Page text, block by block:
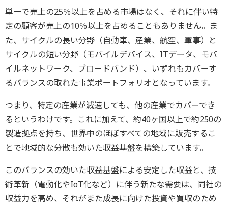
単一で売上の25％以上を占める市場はなく、それに伴い特
定の顧客が売上の10％以上を占めることもありません。ま
た、サイクルの長い分野（自動車、産業、航空、軍事）と
サイクルの短い分野（モバイルデバイス、ITデータ、モバ
イルネットワーク、ブロードバンド）、いずれもカバーす
るバランスの取れた事業ポートフォリオとなっています。
つまり、特定の産業が減速しても、他の産業でカバーでき
るというわけです。これに加えて、約40ヶ国以上で約250の
製造拠点を持ち、世界中のほぼすべての地域に販売するこ
とで地域的な分散も効いた収益基盤を構築しています。
このバランスの効いた収益基盤による安定した収益と、技
術革新（電動化やIoT化など）に伴う新たな需要は、同社の
収益力を高め、それがまた成長に向けた投資や買収のため